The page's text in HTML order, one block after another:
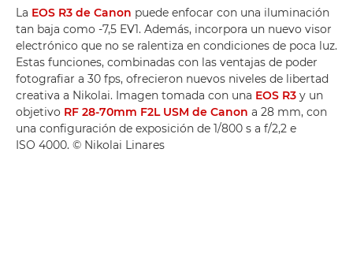
La EOS R3 de Canon puede enfocar con una iluminación
tan baja como -7,5 EV1. Además, incorpora un nuevo visor
electrónico que no se ralentiza en condiciones de poca luz.
Estas funciones, combinadas con las ventajas de poder
fotografiar a 30 fps, ofrecieron nuevos niveles de libertad
creativa a Nikolai. Imagen tomada con una EOS R3 y un
objetivo RF 28-70mm F2L USM de Canon a 28 mm, con
una configuración de exposición de 1/800 s a f/2,2 e
ISO 4000. © Nikolai Linares